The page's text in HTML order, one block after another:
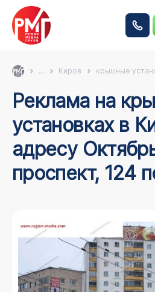
... Киров крышные
Реклама на крышных
установках в
адресу
проспект, 124